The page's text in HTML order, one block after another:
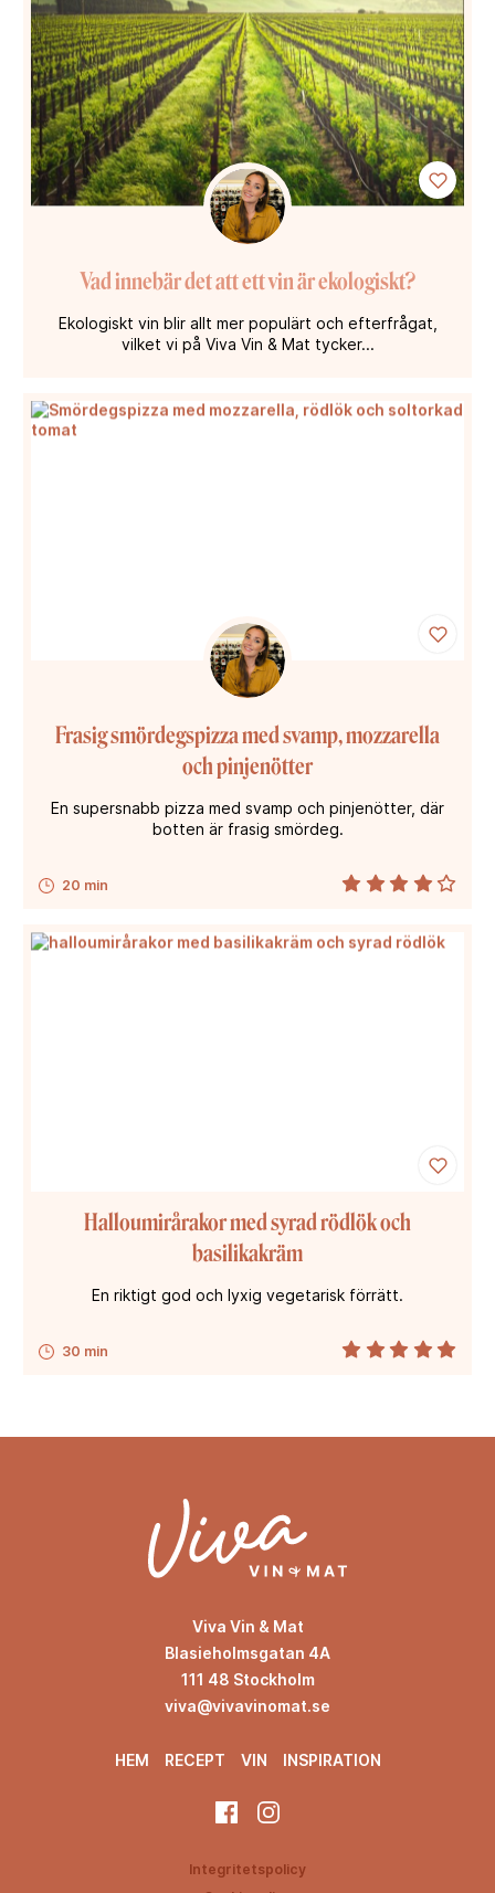
Vad innebär det att ett vin är ekologiskt?
Ekologiskt vin blir allt mer populärt och efterfrågat,
vilket vi på Viva Vin & Mat tycker...
20 min
Frasig smördegspizza med svamp, mozzarella
och pinjenötter
En supersnabb pizza med svamp och pinjenötter, där
botten är frasig smördeg.
30 min
Halloumirårakor med syrad rödlök och
basilikakräm
En riktigt god och lyxig vegetarisk förrätt.
Viva Vin & Mat
Blasieholmsgatan 4A
111 48 Stockholm
viva@vivavinomat.se
HEM RECEPT VIN INSPIRATION
Integritetspolicy